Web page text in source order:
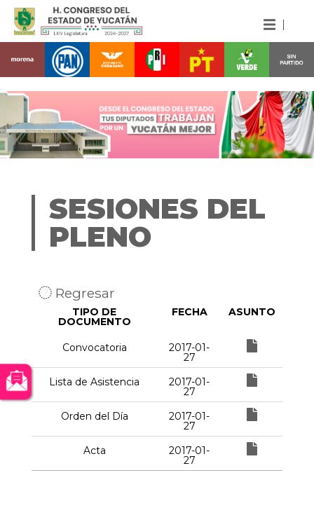
SESIONES DEL
PLENO
Regresar
TIPO DE
DOCUMENTO
FECHA ASUNTO
Convocatoria 2017-01-
27
Lista de Asistencia
2017-01-
27
Orden del Día
2017-01-
27
Acta
2017-01-
27